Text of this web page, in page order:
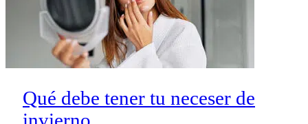
Qué debe tener tu neceser de
invierno…